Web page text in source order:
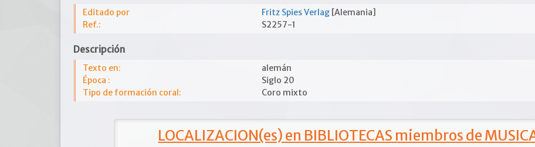
Editado por Fritz Spies Verlag [Alemania]
Ref.:
S2257-1
Descripción
Texto en:
alemán
Época :
Siglo 20
Tipo de formación coral:
Coro mixto
LOCALIZACION(es) en BIBLIOTECAS miembros de